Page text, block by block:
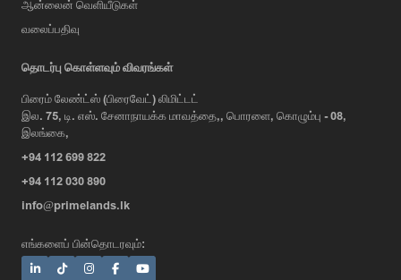
ஆன்லைன் வெளியீடுகள்
வலைப்பதிவு
தொடர்பு கொள்ளவும் விவரங்கள்
பிரைம் லேண்ட்ஸ் (பிரைவேட்) லிமிட்டட்
இல. 75, டி. எஸ். சேனாநாயக்க மாவத்தை,, பொரளை, கொழும்பு - 08,
இலங்கை,
+94 112 699 822
+94 112 030 890
info@primelands.lk
எங்களைப் பின்தொடரவும்: